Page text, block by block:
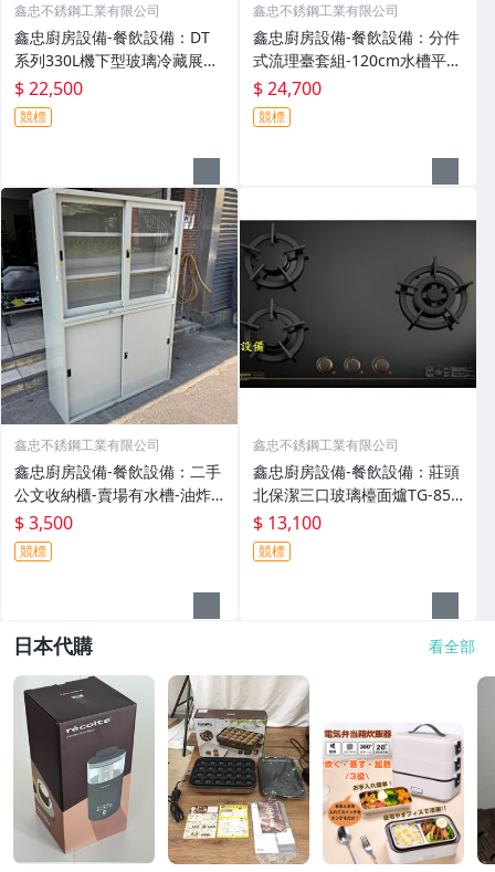
鑫忠不銹鋼工業有限公司
鑫忠廚房設備-餐飲設備：DT
系列330L機下型玻璃冷藏展示
冰箱-賣場有水槽-烤箱-快速爐-
果汁機-油炸機-咖啡機-工作台-
飲料機-電磁爐-吧台-西餐爐-煮
$ 22,500
競標
鑫忠不銹鋼工業有限公司
鑫忠廚房設備-餐飲設備：分件
式流理臺套組-120cm水槽平台
抽屜櫥櫃+72cm嵌入爐台櫥櫃
+雙口嵌入爐全套-賣場有吊
櫃、抽油煙機、電陶爐、微晶
$ 24,700
競標
鑫忠不銹鋼工業有限公司
鑫忠廚房設備-餐飲設備：二手
公文收納櫃-賣場有水槽-油炸
機-冰箱-快速爐-吧台-微波爐-
烤箱-煮麵機-發酵箱-咖啡機-電
磁爐
$ 3,500
競標
鑫忠不銹鋼工業有限公司
鑫忠廚房設備-餐飲設備：莊頭
北保潔三口玻璃檯面爐TG-853
3G賣場有流理台-烤箱-微晶調
理爐-冰箱-熱水器-烘碗機
$ 13,100
競標
日本代購 看全部